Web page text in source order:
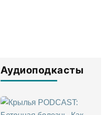
Аудиоподкасты